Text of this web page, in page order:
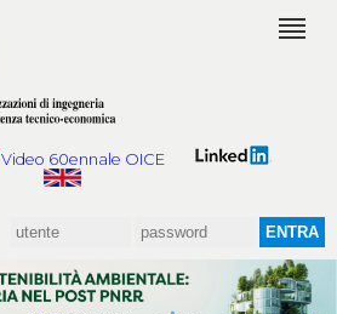
Video 60ennale OICE